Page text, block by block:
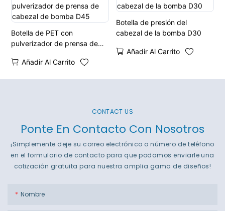
Botella de PET con
pulverizador de prensa de
Añadir Al Carrito
Botella de presión del
cabezal de la bomba D30
Añadir Al Carrito
CONTACT US
Ponte En Contacto Con Nosotros
¡Simplemente deje su correo electrónico o número de teléfono
en el formulario de contacto para que podamos enviarle una
cotización gratuita para nuestra amplia gama de diseños!
Nombre